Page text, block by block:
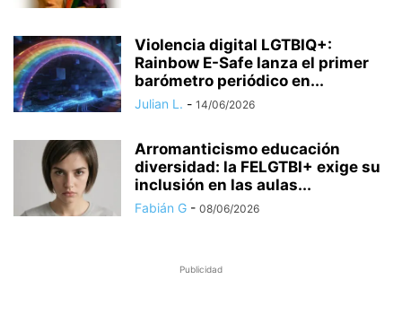
Violencia digital LGTBIQ+:
Rainbow E-Safe lanza el primer
barómetro periódico en...
Julian L. - 14/06/2026
Arromanticismo educación
diversidad: la FELGTBI+ exige su
inclusión en las aulas...
Fabián G - 08/06/2026
Publicidad